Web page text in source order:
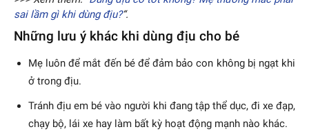
sai lầm gì khi dùng địu?“.
Những lưu ý khác khi dùng địu cho bé
Mẹ luôn để mắt đến bé để đảm bảo con không bị ngạt khi
ở trong địu.
Tránh địu em bé vào người khi đang tập thể dục, đi xe đạp,
chạy bộ, lái xe hay làm bất kỳ hoạt động mạnh nào khác.